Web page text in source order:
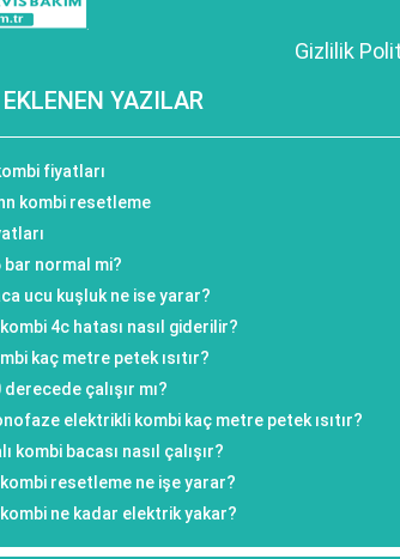
Gizlilik
YAZILAR
fiyatları
kombi resetleme
bar normal mi?
ucu kuşluk ne ise yarar?
4c hatası nasıl giderilir?
kaç metre petek ısıtır?
derecede çalışır mı?
elektrikli kombi kaç metre petek ısıtır?
kombi bacası nasıl çalışır?
resetleme ne işe yarar?
ne kadar elektrik yakar?